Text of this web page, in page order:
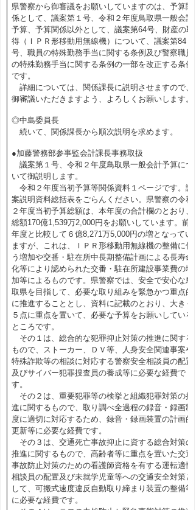
県警察から御審議をお願いしていますのは、予算関
係として、議案第１号、令和２年度鳥取県一般会計
予算、予算関係以外として、議案第64号、財産の取
得（ＩＰＲ形移動用無線機）について、議案第84
号、職員の特殊勤務手当に関する条例及び警察職員
の特殊勤務手当に関する条例の一部を改正する条例
です。
詳細については、関係課長に説明させますので、
御審議いただきますよう、よろしくお願いします。
◎中島委員長
続いて、関係課長から順次説明を求めます。
●加藤警務部参事監会計課長事務取扱
議案第１号、令和２年度鳥取県一般会計予算につ
いて御説明します。
令和２年度当初予算等関係資料１ページです。議
案説明資料総括表をごらんください。県警察の令和
２年度当初予算総額は、本年度の合計欄のとおり、
総額170億1,539万2,000円をお願いしています。前
年度と比較して６億8,271万5,000円の増となってい
ますが、これは、ＩＰＲ形移動用無線機の整備に伴
う増加や交番・駐在所中長期整備計画による長寿命
化等により認められた交番・駐在所建設事業費の増
加等によるものです。県警察では、安全で安心な鳥
取県を目指して、必要な取り組みを緊急かつ重点的
に推進することとし、資料に記載のとおり、大きく
５点に重点を置いて、必要な予算をお願いしている
ところです。
その１は、総合的な犯罪抑止対策の推進に関する
もので、ストーカー、ＤＶ等、人身安全関連事案や
特殊詐欺等の相談に対応する警察安全相談員の配置
及びサイバー犯罪捜査員の養成等に必要な経費で
す。
その２は、重要犯罪等の検挙と組織犯罪対策の推
進に関するもので、取り調べ全過程の録音・録画制
度に適切に対応するため、録音・録画装置の計画的
更新等に必要な経費です。
その３は、交通死亡事故抑止に資する総合対策の
推進に関するもので、高齢者等に重点を置いた交通
事故防止対策のための看護師資格を有する運転適性
相談員の配置及び未就学児童等への交通安全対策と
して、可搬式速度違反自動取り締まり装置の整備等
に必要な経費です。